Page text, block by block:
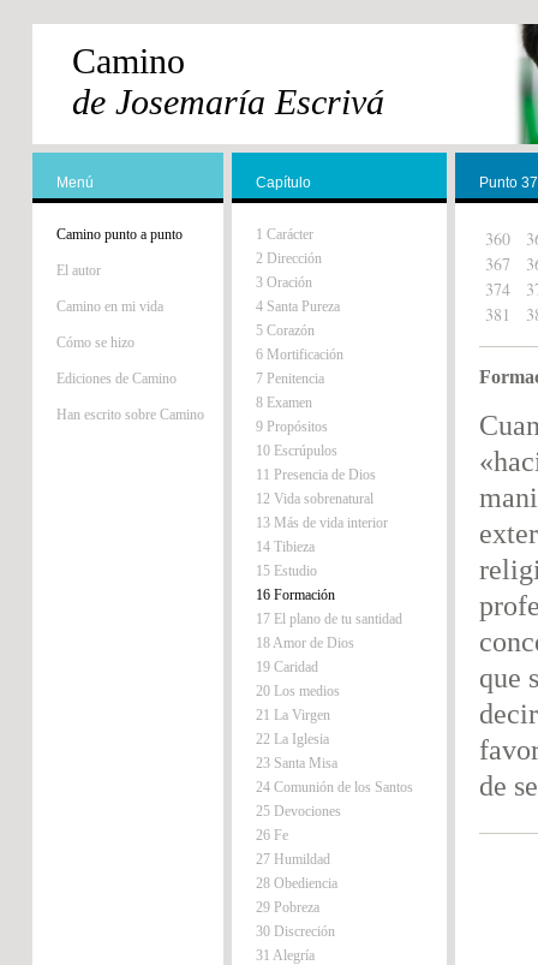
Camino
de Josemaría Escrivá
Menú
Camino punto a punto
El autor
Camino en mi vida
Cómo se hizo
Ediciones de Camino
Han escrito sobre Camino
Capítulo
1 Carácter
2 Dirección
3 Oración
4 Santa Pureza
5 Corazón
6 Mortificación
7 Penitencia
8 Examen
9 Propósitos
10 Escrúpulos
11 Presencia de Dios
12 Vida sobrenatural
13 Más de vida interior
14 Tibieza
15 Estudio
16 Formación
17 El plano de tu santidad
18 Amor de Dios
19 Caridad
20 Los medios
21 La Virgen
22 La Iglesia
23 Santa Misa
24 Comunión de los Santos
25 Devociones
26 Fe
27 Humildad
28 Obediencia
29 Pobreza
30 Discreción
31 Alegría
Punto
360
367
374
381
que
de